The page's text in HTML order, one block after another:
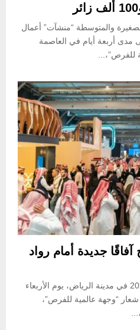
والمتوسطة “منشآت” أعمال
أُقيم على مدى أربعة أيام في العاصمة
للفرص”،...
2025 يفتح آفاقًا جديدة أمام رواد
انطلقت فعاليات ملتقى بيبان 2025 في مدينة الرياض، يوم الأربعاء
تحت شعار “وجهة عالمية للفرص”،